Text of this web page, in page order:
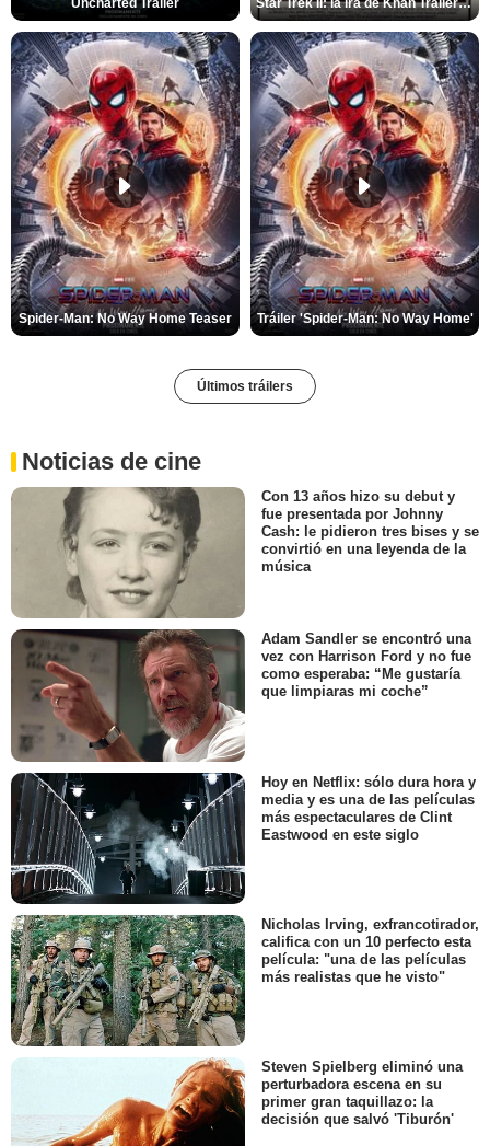
Spider-Man: No Way Home Teaser Tráiler 'Spider-Man: No Way Home'
Últimos tráilers
Noticias de cine
Con 13 años hizo su debut y
fue presentada por Johnny
Cash: le pidieron tres bises y se
convirtió en una leyenda de la
música
Adam Sandler se encontró una
vez con Harrison Ford y no fue
como esperaba: “Me gustaría
que limpiaras mi coche”
Hoy en Netflix: sólo dura hora y
media y es una de las películas
más espectaculares de Clint
Eastwood en este siglo
Nicholas Irving, exfrancotirador,
califica con un 10 perfecto esta
película: "una de las películas
más realistas que he visto"
Steven Spielberg eliminó una
perturbadora escena en su
primer gran taquillazo: la
decisión que salvó 'Tiburón'